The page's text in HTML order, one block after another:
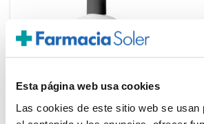
Esta página web usa cookies
Las cookies de este sitio web se usan